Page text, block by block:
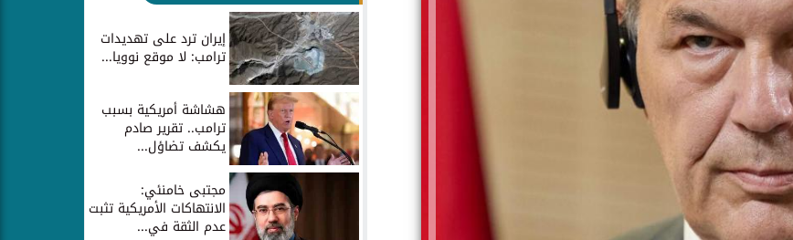
إيران ترد على تهديدات
ترامب: لا موقع نوويا...
هشاشة أمريكية بسبب
ترامب.. تقرير صادم
يكشف تضاؤل...
مجتبى خامنئي:
الانتهاكات الأمريكية تثبت
عدم الثقة في...